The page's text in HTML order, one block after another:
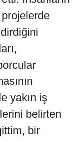
projelerde
yakın iş
belirten
bir